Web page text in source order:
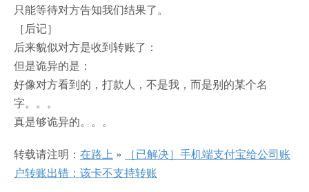
只能等待对方告知我们结果了。
［后记］
后来貌似对方是收到转账了：
但是诡异的是：
好像对方看到的，打款人，不是我，而是别的某个名
字。。。
真是够诡异的。。。
转载请注明： 在路上 »
［已解决］手机端支付宝给公司账
户转账出错：该卡不支持转账